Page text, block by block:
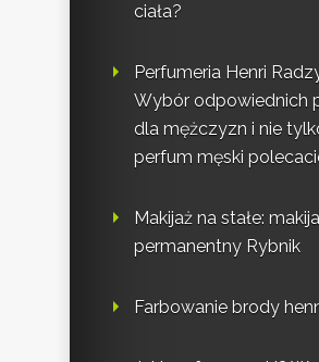
ciała?
Perfumeria Henri
Wybór odpowiednich
dla mężczyzn i nie
perfum męski
Makijaż na stałe:
permanentny Rybnik
Farbowanie brody